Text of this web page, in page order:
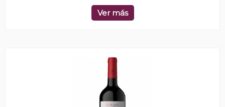
Ver más